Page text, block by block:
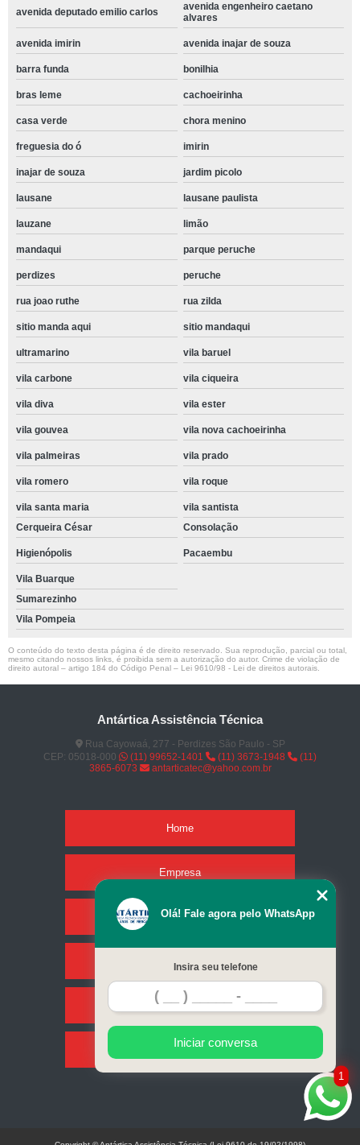
avenida deputado emilio carlos
avenida engenheiro caetano
alvares
avenida imirin avenida inajar de souza
barra funda bonilhia
bras leme cachoeirinha
casa verde chora menino
freguesia do ó imirin
inajar de souza jardim picolo
lausane lausane paulista
lauzane limão
mandaqui parque peruche
perdizes peruche
rua joao ruthe rua zilda
sitio manda aqui sitio mandaqui
ultramarino vila baruel
vila carbone vila ciqueira
vila diva vila ester
vila gouvea vila nova cachoeirinha
vila palmeiras vila prado
vila romero vila roque
vila santa maria
vila santista
Cerqueira César
Consolação
Higienópolis Pacaembu
Vila Buarque
Sumarezinho
Vila Pompeia
O conteúdo do texto desta página é de direito reservado. Sua reprodução, parcial ou total,
mesmo citando nossos links, é proibida sem a autorização do autor. Crime de violação de
direito autoral – artigo 184 do Código Penal – Lei 9610/98 - Lei de direitos autorais
Antártica Assistência Técnica
Rua Cayowaá, 277 - Perdizes São Paulo - SP
CEP: 05018-000
(11) 99652-1401 (11) 3673-1948
(11)
3865-6073
antarticatec@yahoo.com.br
Home
Empresa
Missão
Serviços
Contato
Mapa do site
1
Olá! Fale agora pelo WhatsApp
Insira seu telefone
Iniciar conversa